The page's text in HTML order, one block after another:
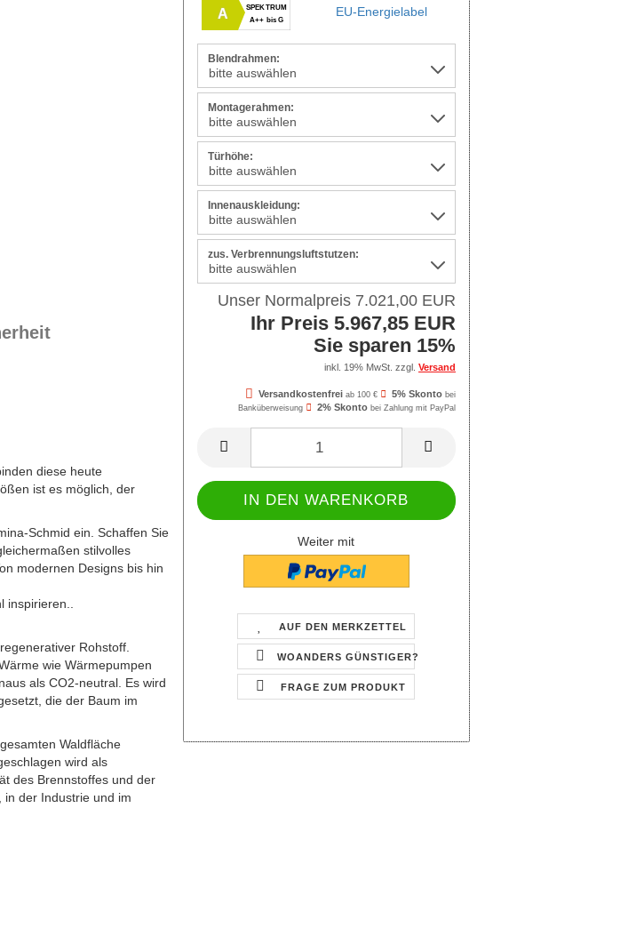
A
SPEKTRUM
A++ bis G
EU-Energielabel
Blendrahmen:
Montagerahmen:
Türhöhe:
Innenauskleidung:
zus. Verbrennungsluftstutzen:
Unser Normalpreis 7.021,00 EUR
Ihr Preis 5.967,85 EUR
Sie sparen 15%
inkl. 19% MwSt. zzgl. Versand
Versandkostenfrei ab 100 € 5% Skonto bei
Banküberweisung
2% Skonto bei Zahlung mit PayPal
Weiter mit
AUF DEN MERKZETTEL
WOANDERS GÜNSTIGER?
FRAGE ZUM PRODUKT
diese heute
ist es möglich, der
Schmid ein. Schaffen Sie
stilvolles
modernen Designs bis hin
Rohstoff.
wie Wärmepumpen
als CO2-neutral. Es wird
die der Baum im
Waldfläche
wird als
des Brennstoffes und der
in der Industrie und im